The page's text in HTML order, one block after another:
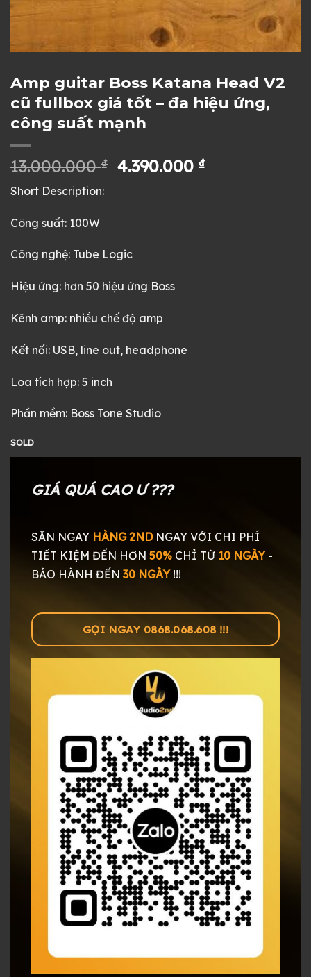
Amp guitar Boss Katana Head V2
cũ fullbox giá tốt – đa hiệu ứng,
công suất mạnh
13.000.000₫
Giá
4.390.000₫Giá
Short Description:
Công suất: 100W
Công nghệ: Tube Logic
Hiệu ứng: hơn 50 hiệu ứng Boss
Kênh amp: nhiều chế độ amp
Kết nối: USB, line out, headphone
Loa tích hợp: 5 inch
Phần mềm: Boss Tone Studio
SOLD
GIÁ QUÁ CAO Ư ???
SĂN NGAY HÀNG 2NDNGAY VỚI CHI PHÍ
TIẾT KIỆM ĐẾN HƠN 50% CHỈ TỪ 10 NGÀY-
BẢO HÀNH ĐẾN 30 NGÀY!!!
GỌI NGAY 0868.068.608 !!!